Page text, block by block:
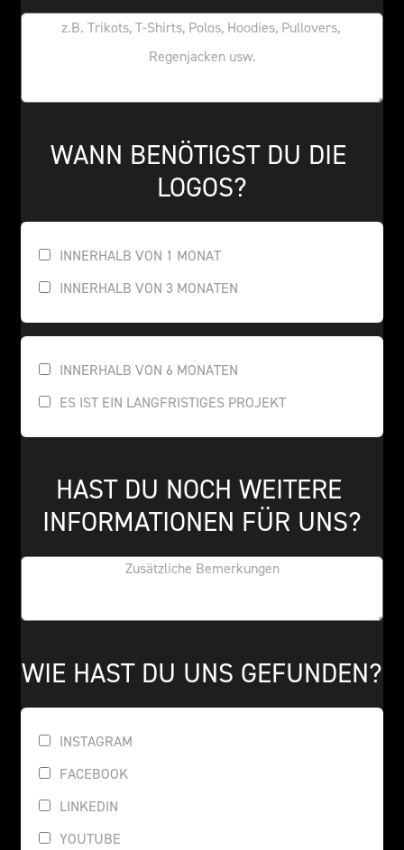
WANN BENÖTIGST DU DIE
LOGOS?
INNERHALB VON 1 MONAT
INNERHALB VON 3 MONATEN
INNERHALB VON 6 MONATEN
ES IST EIN LANGFRISTIGES PROJEKT
HAST DU NOCH WEITERE
INFORMATIONEN FÜR UNS?
WIE HAST DU UNS GEFUNDEN?
INSTAGRAM
FACEBOOK
LINKEDIN
YOUTUBE